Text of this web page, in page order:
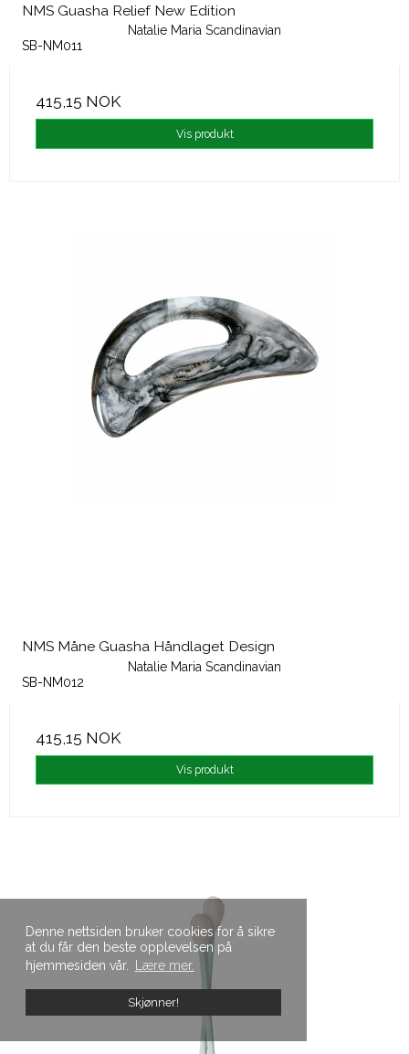
Denne nettsiden bruker cookies for å sikre
at du får den beste opplevelsen på
hjemmesiden vår.
Lære mer.
Skjønner!
NMS Guasha Relief New Edition
Natalie Maria Scandinavian
SB-NM011
415,15 NOK
Vis produkt
NMS Måne Guasha Håndlaget Design
Natalie Maria Scandinavian
SB-NM012
415,15 NOK
Vis produkt